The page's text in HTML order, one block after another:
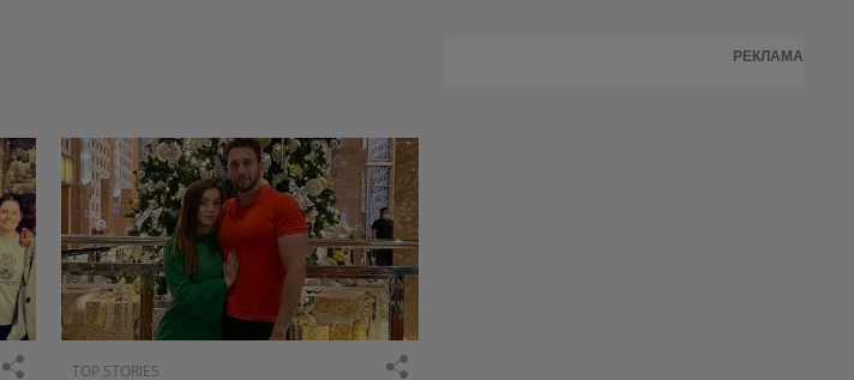
TOP STORIES
РЕКЛАМА